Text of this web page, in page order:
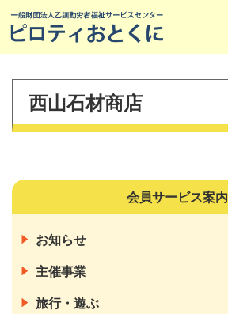
西山石材商店
会員サービス案内
お知らせ
主催事業
旅行・遊ぶ